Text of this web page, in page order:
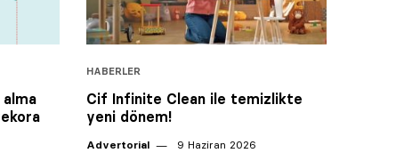
HABERLER
Cif Infinite Clean ile temizlikte
yeni dönem!
Advertorial 9 Haziran 2026